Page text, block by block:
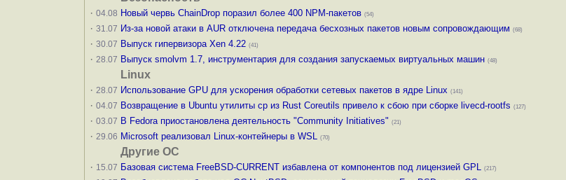
· 04.08 Новый червь ChainDrop поразил более 400 NPM-пакетов (54)
· 31.07 Из-за новой атаки в AUR отключена передача бесхозных пакетов новым сопровождающим (68)
· 30.07 Выпуск гипервизора Xen 4.22 (41)
· 28.07 Выпуск smolvm 1.7, инструментария для создания запускаемых виртуальных машин (48)
Linux
· 28.07 Использование GPU для ускорения обработки сетевых пакетов в ядре Linux (141)
· 04.07 Возвращение в Ubuntu утилиты cp из Rust Coreutils привело к сбою при сборке livecd-rootfs (127)
· 03.07 В Fedora приостановлена деятельность "Community Initiatives" (21)
· 29.06 Microsoft реализовал Linux-контейнеры в WSL (70)
Другие ОС
· 15.07 Базовая система FreeBSD-CURRENT избавлена от компонентов под лицензией GPL (217)